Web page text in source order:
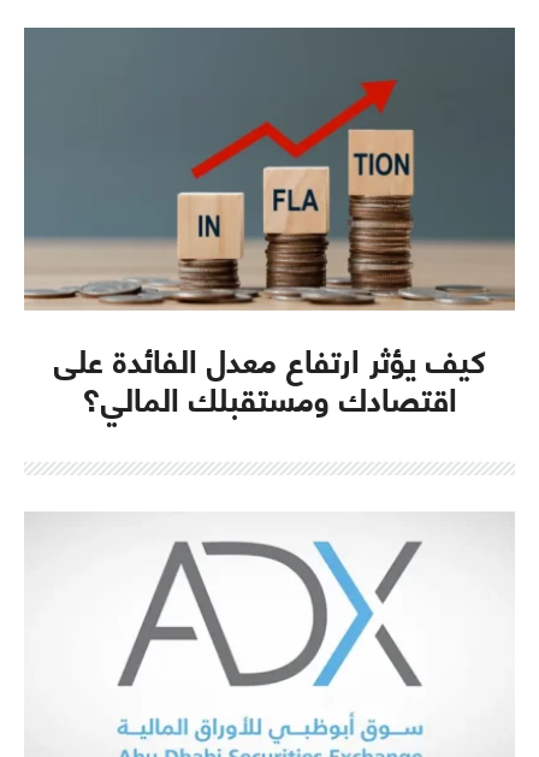
كيف يؤثر ارتفاع معدل الفائدة على
اقتصادك ومستقبلك المالي؟